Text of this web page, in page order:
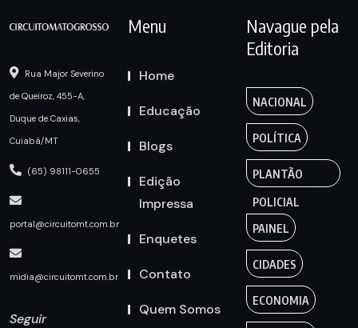
Rua Major Severino
de Queiroz, 455-A,
Duque de Caxias,
Cuiabá/MT
(65) 98111-0655
portal@circuitomt.com.br
midia@circuitomt.com.br
Seguir
Menu
Home
Educação
Blogs
Edição
Impressa
Enquetes
Contato
Quem Somos
Navague pela
Editoria
NACIONAL
POLÍTICA
PLANTÃO
POLICIAL
PAINEL
CIDADES
ECONOMIA